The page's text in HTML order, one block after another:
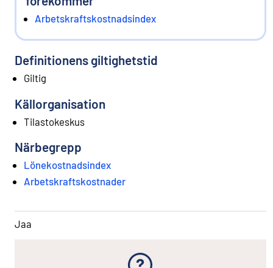
Arbetskraftskostnadsindex
Definitionens giltighetstid
Giltig
Källorganisation
Tilastokeskus
Närbegrepp
Lönekostnadsindex
Arbetskraftskostnader
Jaa